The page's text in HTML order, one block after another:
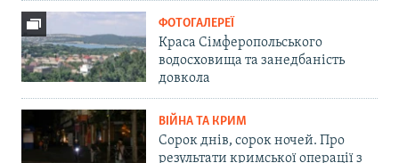
ФОТОГАЛЕРЕЇ
Краса Сімферопольського
водосховища та занедбаність
довкола
ВІЙНА ТА КРИМ
Сорок днів, сорок ночей. Про
результати кримської операції з